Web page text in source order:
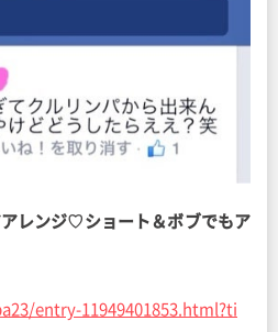
アレンジ♡ショート＆ボブでもア
entry-11949401853.html?ti